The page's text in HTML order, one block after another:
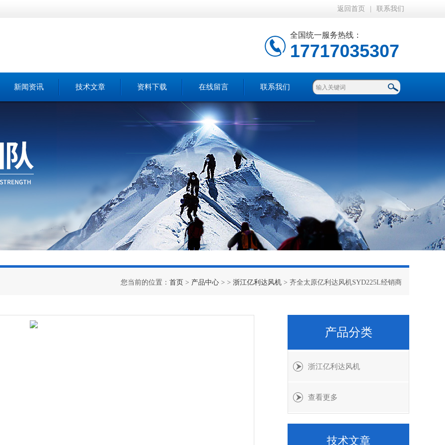
返回首页 联系我们
全国统一服务热线：
17717035307
新闻资讯 技术文章 资料下载 在线留言 联系我们
您当前的位置： 首页 > 产品中心 > > 浙江亿利达风机 > 齐全太原亿利达风机SYD225L经销商
产品分类
浙江亿利达风机
查看更多
技术文章